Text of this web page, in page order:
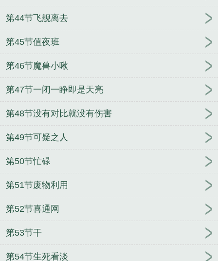
第44节飞舰离去
第45节值夜班
第46节魔兽小啾
第47节一闭一睁即是天亮
第48节没有对比就没有伤害
第49节可疑之人
第50节忙碌
第51节废物利用
第52节喜通网
第53节干
第54节生死看淡